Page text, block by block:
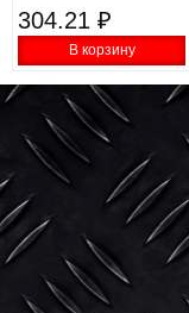
304.21 ₽
В корзину